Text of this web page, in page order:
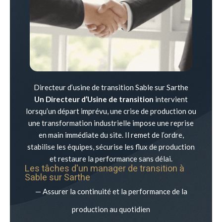
Directeur d’usine de transition Sable sur Sarthe
Un Directeur d’Usine de transition intervient
lorsqu’un départ imprévu, une crise de production ou
une transformation industrielle impose une reprise
en main immédiate du site. Il remet de l’ordre,
stabilise les équipes, sécurise les flux de production
et restaure la performance sans délai.
Les tâches d'un manager de transition à
Sable sur Sarthe
— Assurer la continuité et la performance de la
production au quotidien